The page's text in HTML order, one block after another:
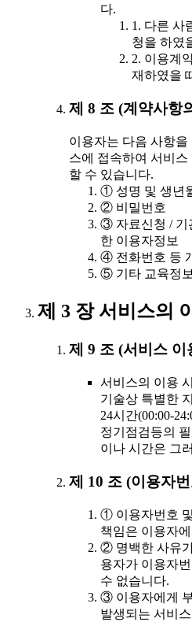
다.
1. 다른 사
청을 하였
2. 이용계
재하였을
제 8 조 (계약사항
이용자는 다음 사항을
스에 접속하여 서비
할 수 있습니다.
① 성명 및 생년
② 비밀번호
③ 자료신청 / 기
한 이용자정보
④ 전화번호 등
⑤ 기타 교육정
제 3 장 서비스의
제 9 조 (서비스 이
서비스의 이용
기술상 특별한
24시간(00:00-
정기점검등의
이나 시간은 그
제 10 조 (이용자
① 이용자번호
책임은 이용자
② 명백한 사유
용자가 이용자
수 없습니다.
③ 이용자에게
발생되는 서비